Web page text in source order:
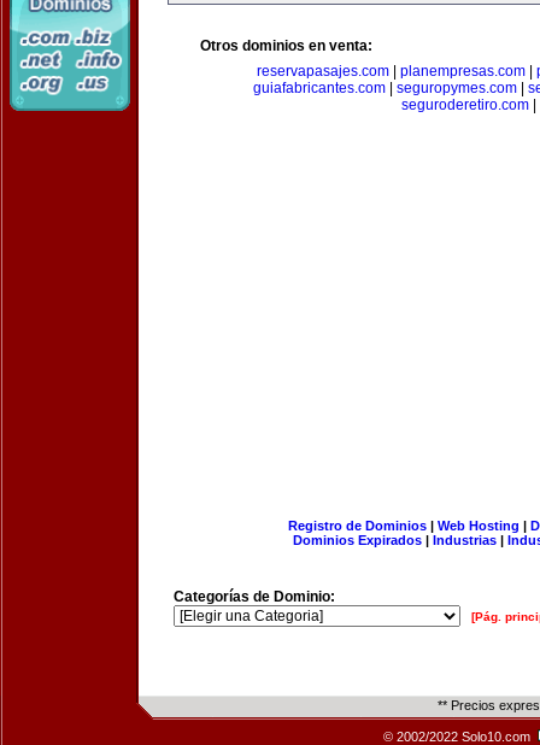
Otros dominios en venta:
reservapasajes.com
planempresas.com
guiafabricantes.com| seguropymes.com|
seguroderetiro.com
Registro de Dominios| Web Hosting |
Dominios Expirados | Industrias |
Categorías de Dominio:
[Pág.
** Precios
© 2002/2022 Solo10.com